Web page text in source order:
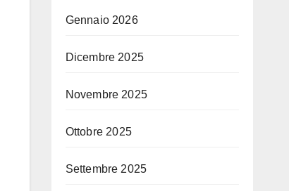
Gennaio 2026
Dicembre 2025
Novembre 2025
Ottobre 2025
Settembre 2025